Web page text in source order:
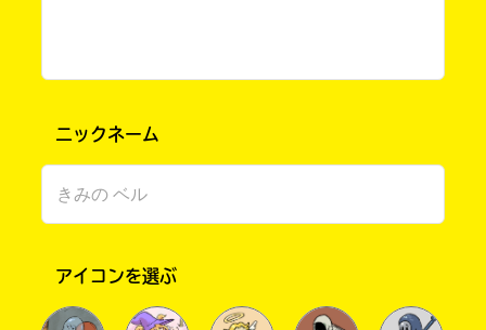
書籍化したら絶対読みます！
2021.12.03
ありがとう！ 待っててね！
ニックネーム
アイコンを選ぶ